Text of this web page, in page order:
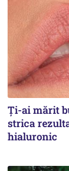
Ți-ai mărit
strica
hialuronic